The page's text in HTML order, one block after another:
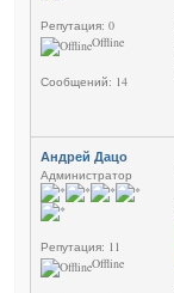
Репутация: 0
Offline
Сообщений: 14
Андрей Дацо
Администратор
Репутация: 11
Offline